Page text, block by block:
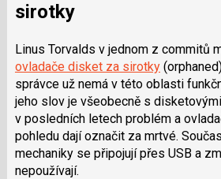
sirotky
Linus Torvalds v jednom z commitů
ovladače disket za sirotky
správce už nemá v této oblasti
jeho slov je všeobecně s
v posledních letech problém a
pohledu dají označit za mrtvé.
mechaniky se připojují přes USB a
nepoužívají.